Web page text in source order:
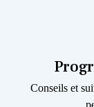
Conseils et